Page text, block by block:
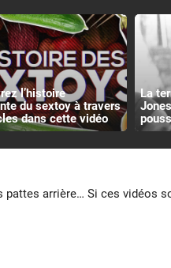
l’histoire
du sextoy à travers
dans cette vidéo
La
pattes arrière… Si ces vidéos